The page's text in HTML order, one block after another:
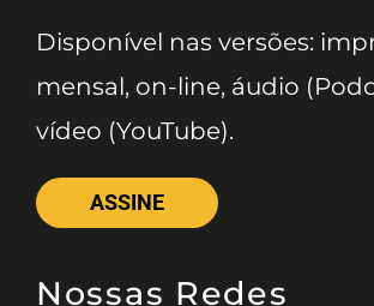
Disponível nas versões:
mensal, on-line, áudio
vídeo (YouTube).
ASSINE
Nossas Redes